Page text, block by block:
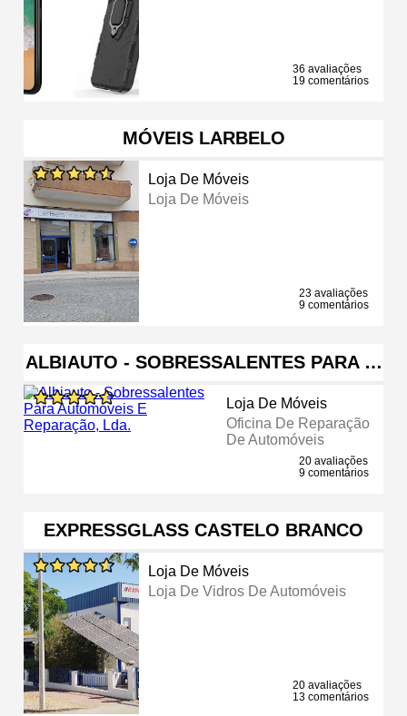
36 avaliações
19 comentários
MÓVEIS LARBELO
Loja De Móveis
Loja De Móveis
23 avaliações
9 comentários
ALBIAUTO - SOBRESSALENTES PARA …
Loja De Móveis
Oficina De Reparação
De Automóveis
20 avaliações
9 comentários
EXPRESSGLASS CASTELO BRANCO
Loja De Móveis
Loja De Vidros De Automóveis
20 avaliações
13 comentários